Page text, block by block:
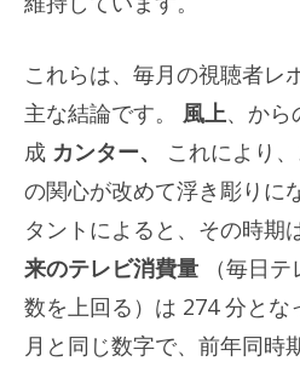
これらは、毎月の視聴者レ
主な結論です。
風上、から
成 カンター、 これにより
の関心が改めて浮き彫りに
タントによると、その時期
来のテレビ消費量 （毎日
数を上回る）は 274 分と
月と同じ数字で、前年同時